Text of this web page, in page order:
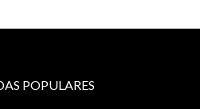
POPULARES